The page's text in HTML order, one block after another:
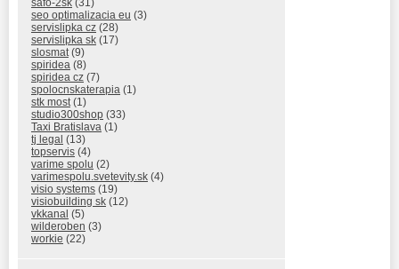
safo-2sk (31)
seo optimalizacia eu (3)
servislipka cz (28)
servislipka sk (17)
slosmat(9)
spiridea (8)
spiridea cz (7)
spolocnskaterapia (1)
stk most(1)
studio300shop (33)
Taxi Bratislava (1)
tj legal (13)
topservis (4)
varime spolu (2)
varimespolu.svetevity.sk (4)
visio systems (19)
visiobuilding sk (12)
vkkanal (5)
wilderoben (3)
workie (22)